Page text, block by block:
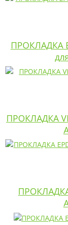
ПРОКЛАДКА
ПРОКЛАДКА
ПРОКЛАДКА